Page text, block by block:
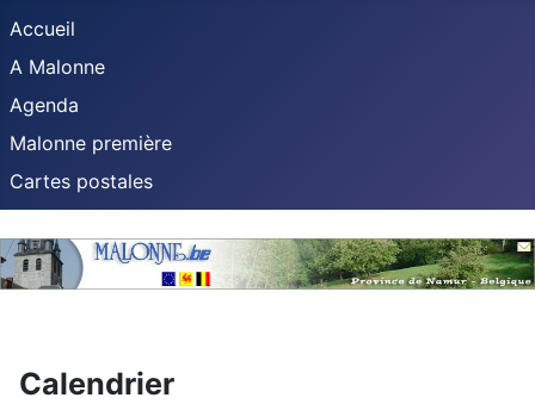
Accueil
A Malonne
Agenda
Malonne première
Cartes postales
Calendrier